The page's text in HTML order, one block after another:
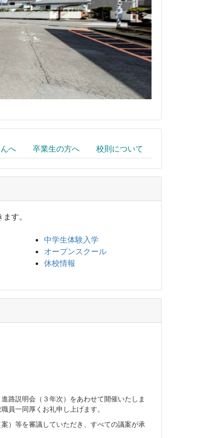
へ 卒業生の方へ 校則について
す。
中学生体験入学
オープンスクール
休校情報
路説明会（３年次）をあわせて開催いたしま
員一同厚くお礼申し上げます。
）等を審議していただき、すべての議案が承